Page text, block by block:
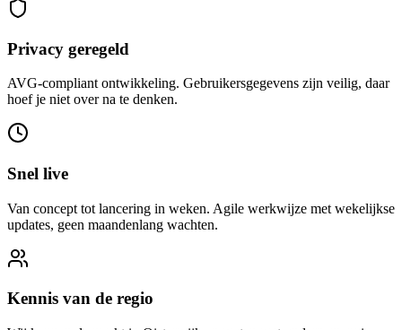
Privacy geregeld
AVG-compliant ontwikkeling. Gebruikersgegevens zijn veilig, daar
hoef je niet over na te denken.
Snel live
Van concept tot lancering in weken. Agile werkwijze met wekelijkse
updates, geen maandenlang wachten.
Kennis van de regio